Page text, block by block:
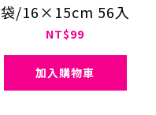
袋/16×15cm 56入
NT$99
加入購物車